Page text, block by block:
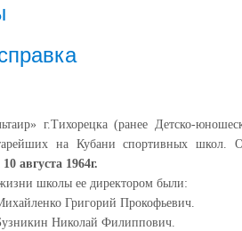
г.Тихорецка (ранее Детско-
на Кубани спортивных школ.
10 августа 1964г.
школы ее директором были:
Григорий Прокофьевич.
Николай Филиппович.